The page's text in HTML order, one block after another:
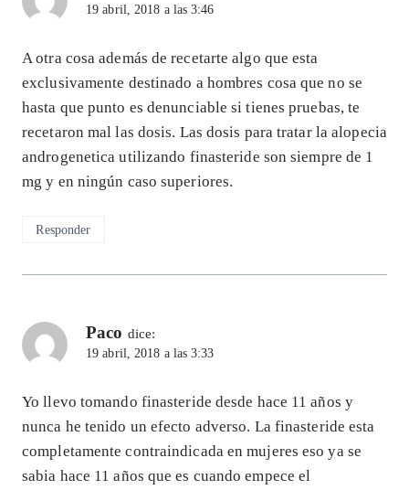
19 abril, 2018 a las 3:46
A otra cosa además de recetarte algo que esta
exclusivamente destinado a hombres cosa que no se
hasta que punto es denunciable si tienes pruebas, te
recetaron mal las dosis. Las dosis para tratar la alopecia
androgenetica utilizando finasteride son siempre de 1
mg y en ningún caso superiores.
Responder
Paco dice:
19 abril, 2018 a las 3:33
Yo llevo tomando finasteride desde hace 11 años y
nunca he tenido un efecto adverso. La finasteride esta
completamente contraindicada en mujeres eso ya se
sabia hace 11 años que es cuando empece el